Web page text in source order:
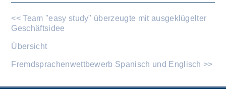
<< Team "easy study" überzeugte mit ausgeklügelter
Geschäftsidee
Übersicht
Fremdsprachenwettbewerb Spanisch und Englisch >>